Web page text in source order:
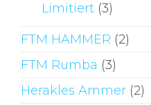
Limitiert (3)
FTM HAMMER (2)
FTM Rumba (3)
Herakles Ammer (2)